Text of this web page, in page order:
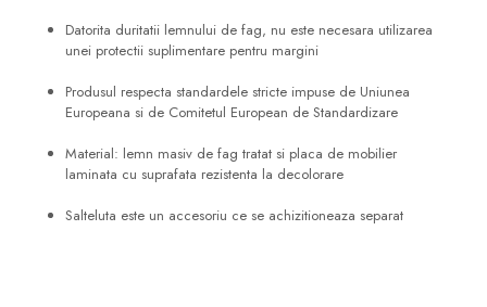
Datorita duritatii lemnului de fag, nu este necesara utilizarea
unei protectii suplimentare pentru margini
Produsul respecta standardele stricte impuse de Uniunea
Europeana si de Comitetul European de Standardizare
Material: lemn masiv de fag tratat si placa de mobilier
laminata cu suprafata rezistenta la decolorare
Salteluta este un accesoriu ce se achizitioneaza separat